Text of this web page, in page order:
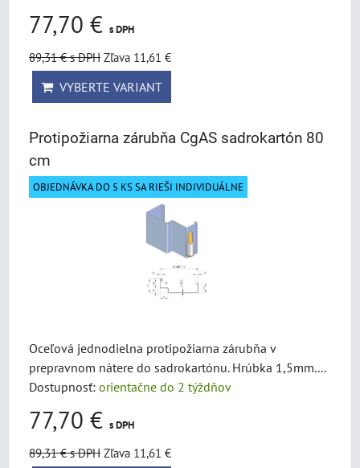
77,70 € s DPH
89,31 €s DPH Zľava 11,61 €
VYBERTE VARIANT
Protipožiarna zárubňa CgAS sadrokartón 80
cm
OBJEDNÁVKA DO 5 KS SA RIEŠI INDIVIDUÁLNE
Oceľová jednodielna protipožiarna zárubňa v
prepravnom nátere do sadrokartónu. Hrúbka 1,5mm....
Dostupnosť: orientačne do 2 týždňov
77,70 € s DPH
89,31 €s DPH Zľava 11,61 €